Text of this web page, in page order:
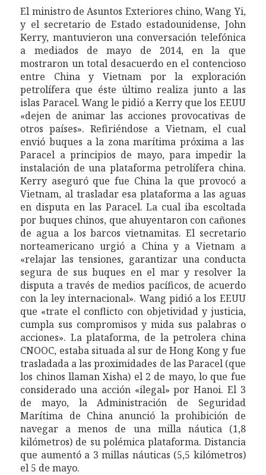
El ministro de Asuntos Exteriores chino, Wang Yi,
y el secretario de Estado estadounidense, John
Kerry, mantuvieronuna conversación telefónica
a mediados demayo de 2014, en la que
mostraron un total desacuerdo en el contencioso
entre China y Vietnam porla exploración
petrolífera que éste último realiza junto a las
islas Paracel. Wanglepidió a Kerry quelos EEUU
«dejen de animar las acciones provocativas de
otros países».Refriéndose a Vietnam, el cual
envió buques a la zona marítima próxima a las
Paracel a principios de mayo, para impedir la
instalación de una plataforma petrolífera china.
Kerry aseguró que fue China la que provocó a
Vietnam, al trasladar esa plataforma a las aguas
en disputa en las Paracel.La cual iba escoltada
por buques chinos, que ahuyentaron con cañones
de agua a los barcos vietnamitas. El secretario
norteamericano urgió a China y a Vietnam a
«relajar las tensiones, garantizar una conducta
segura de sus buques en el mar y resolver la
disputa a través de medios pacíficos, de acuerdo
con la ley internacional». Wang pidió a los EEUU
que «trate el conflicto con objetividad y justicia,
cumpla sus compromisos y mida sus palabras o
acciones». La plataforma, de la petrolera china
CNOOC, estaba situada al sur de Hong Kong y fue
trasladada a las proximidades de las Paracel (que
los chinosllaman Xisha) el 2 de mayo, lo que fue
considerado una acción «ilegal» por Hanoi. El 3
de mayo, la Administración de Seguridad
Marítima de China anunció la prohibición de
navegar a menos de una milla náutica (1,8
kilómetros) de supolémica plataforma. Distancia
que aumentó a 3 millas náuticas (5,5 kilómetros)
el 5 de mayo.